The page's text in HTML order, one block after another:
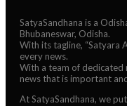
SatyaSandhana is a
Bhubaneswar, Odisha.
With its tagline, “Satyara
every news.
With a team of dedicated
news that is important
At SatyaSandhana, we